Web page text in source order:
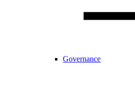
Governance